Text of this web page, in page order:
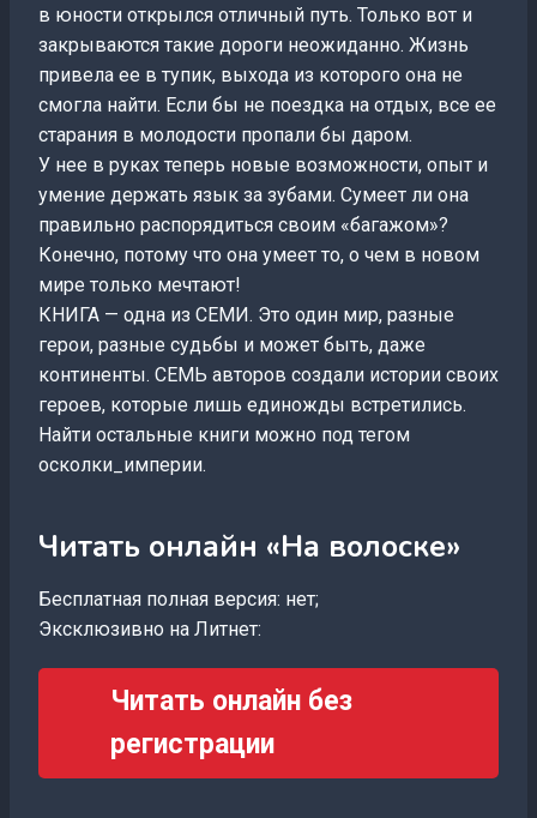
в юности открылся отличный путь. Только вот и
закрываются такие дороги неожиданно. Жизнь
привела ее в тупик, выхода из которого она не
смогла найти. Если бы не поездка на отдых, все ее
старания в молодости пропали бы даром.
У нее в руках теперь новые возможности, опыт и
умение держать язык за зубами. Сумеет ли она
правильно распорядиться своим «багажом»?
Конечно, потому что она умеет то, о чем в новом
мире только мечтают!
КНИГА — одна из СЕМИ. Это один мир, разные
герои, разные судьбы и может быть, даже
континенты. СЕМЬ авторов создали истории своих
героев, которые лишь единожды встретились.
Найти остальные книги можно под тегом
осколки_империи.
Читать онлайн «На волоске»
Бесплатная полная версия: нет;
Эксклюзивно на Литнет:
Читать онлайн без
регистрации